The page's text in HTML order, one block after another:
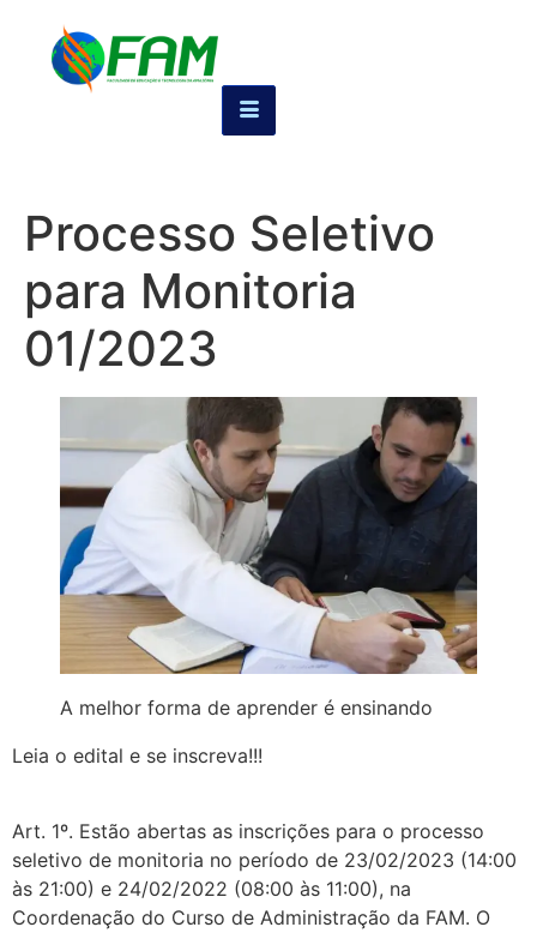
Processo Seletivo
para Monitoria
01/2023
A melhor forma de aprender é ensinando
Leia o edital e se inscreva!!!
Art. 1º. Estão abertas as inscrições para o processo
seletivo de monitoria no período de 23/02/2023 (14:00
às 21:00) e 24/02/2022 (08:00 às 11:00), na
Coordenação do Curso de Administração da FAM. O